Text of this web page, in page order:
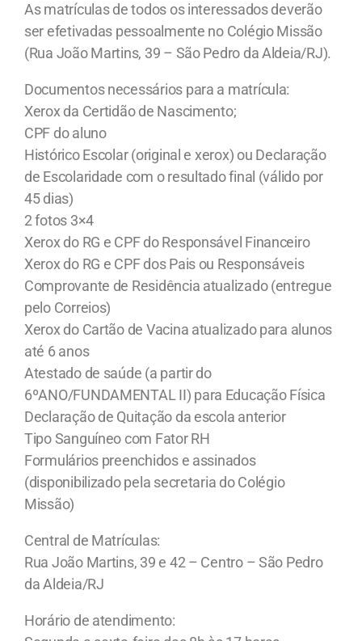
As matrículas de todos os interessados deverão
ser efetivadas pessoalmente no Colégio Missão
(Rua João Martins, 39 – São Pedro da Aldeia/RJ).
Documentos necessários para a matrícula:
Xerox da Certidão de Nascimento;
CPF do aluno
Histórico Escolar (original e xerox) ou Declaração
de Escolaridade com o resultado final (válido por
45 dias)
2 fotos 3×4
Xerox do RG e CPF do Responsável Financeiro
Xerox do RG e CPF dos Pais ou Responsáveis
Comprovante de Residência atualizado (entregue
pelo Correios)
Xerox do Cartão de Vacina atualizado para alunos
até 6 anos
Atestado de saúde (a partir do
6ºANO/FUNDAMENTAL II) para Educação Física
Declaração de Quitação da escola anterior
Tipo Sanguíneo com Fator RH
Formulários preenchidos e assinados
(disponibilizado pela secretaria do Colégio
Missão)
Central de Matrículas:
Rua João Martins, 39 e 42 – Centro – São Pedro
da Aldeia/RJ
Horário de atendimento: